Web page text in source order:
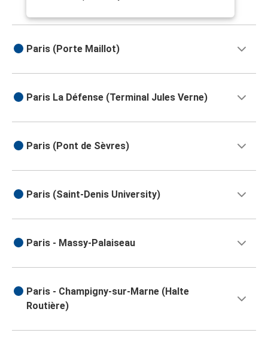
Paris (Porte Maillot)
Paris La Défense (Terminal Jules Verne)
Paris (Pont de Sèvres)
Paris (Saint-Denis University)
Paris - Massy-Palaiseau
Paris - Champigny-sur-Marne (Halte
Routière)